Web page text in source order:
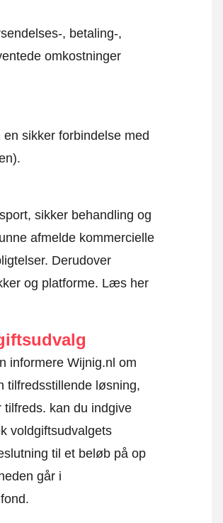
, betaling-,
omkostninger
sikker forbindelse med
sikker behandling og
afmelde kommercielle
Derudover
og platforme. Læs her
informere Wijnig.nl om
tilfredsstillende løsning,
kan du indgive
voldgiftsudvalgets
til et beløb på op
går i